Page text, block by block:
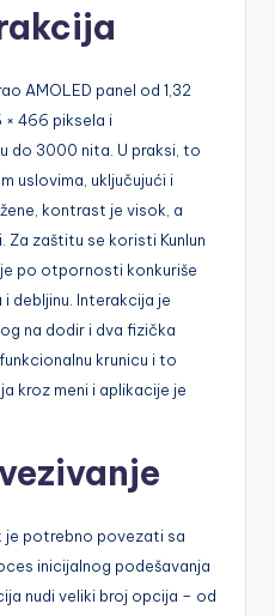
AMOLED panel od 1,32
× 466 piksela i
do 3000 nita. U praksi, to
uslovima, uključujući i
kontrast je visok, a
Za zaštitu se koristi Kunlun
po otpornosti konkuriše
i debljinu. Interakcija je
na dodir i dva fizička
krunicu i to
kroz meni i aplikacije je
je potrebno povezati sa
inicijalnog podešavanja
nudi veliki broj opcija – od